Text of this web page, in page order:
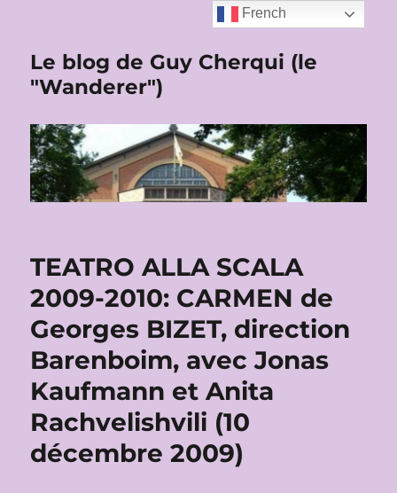
Le blog de Guy Cherqui (le
"Wanderer")
TEATRO ALLA SCALA
2009-2010: CARMEN de
Georges BIZET, direction
Barenboim, avec Jonas
Kaufmann et Anita
Rachvelishvili (10
décembre 2009)
French